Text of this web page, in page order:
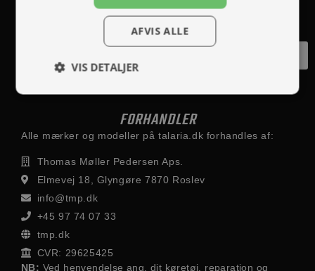
FORHANDLER
Alle mærker og modeller på talaria.dk forhandles af:
Thomas Møller Pedersen Aps.
Elmevej 18, Glyngøre 7870 Roslev
info@tmp.dk
+45 97 74 07 33
tmp.dk
CVR: 29625425
NB: Ved henvendelse ang. dit køretøj, reparation og
AFVIS ALLE
VIS DETALJER